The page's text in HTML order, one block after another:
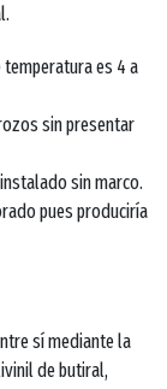
es 4 a
sin presentar
sin marco.
pues produciría
sí mediante la
de butiral,